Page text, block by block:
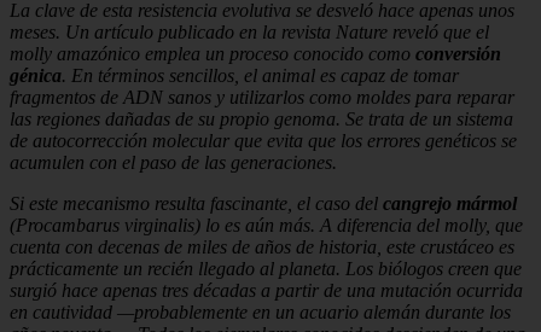
La clave de esta resistencia evolutiva se desveló hace apenas unos
meses. Un artículo publicado en la revista Nature reveló que el
molly amazónico emplea un proceso conocido como conversión
génica. En términos sencillos, el animal es capaz de tomar
fragmentos de ADN sanos y utilizarlos como moldes para reparar
las regiones dañadas de su propio genoma. Se trata de un sistema
de autocorrección molecular que evita que los errores genéticos se
acumulen con el paso de las generaciones.
Si este mecanismo resulta fascinante, el caso del cangrejo mármol
(Procambarus virginalis) lo es aún más. A diferencia del molly, que
cuenta con decenas de miles de años de historia, este crustáceo es
prácticamente un recién llegado al planeta. Los biólogos creen que
surgió hace apenas tres décadas a partir de una mutación ocurrida
en cautividad —probablemente en un acuario alemán durante los